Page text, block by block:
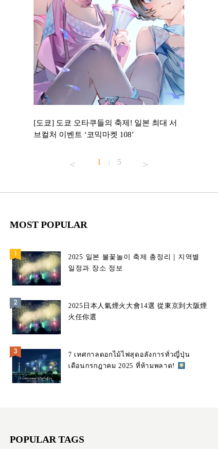
[도쿄] 도쿄 오타쿠들의 축제! 일본 최대 서
브컬처 이벤트 ‘코믹마켓 108’
1 | 5
MOST POPULAR
2025 일본 불꽃놀이 축제 총정리｜지역별
일정과 장소 정보
2025日本人氣煙火大會14選 從東京到大阪煙
火任你選
7 เทศกาลดอกไม้ไฟสุดอลังการทั่วญี่ปุ่น
เดือนกรกฎาคม 2025 ที่ห้ามพลาด!
POPULAR TAGS